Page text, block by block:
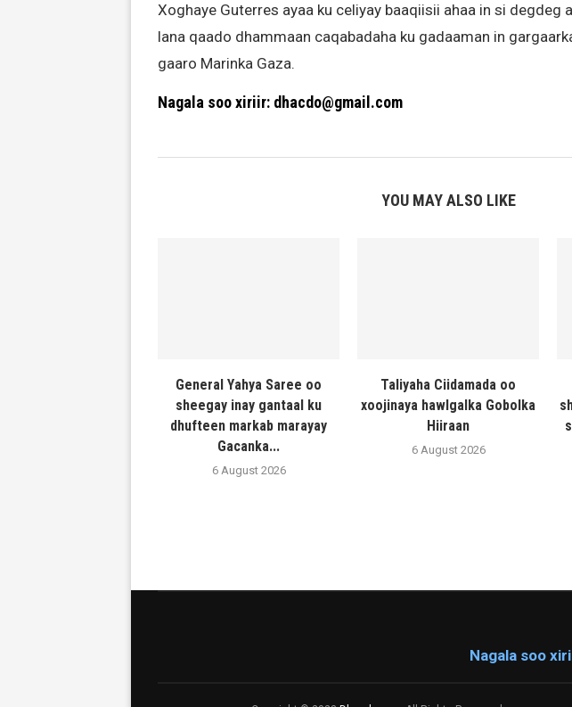
Xoghaye Guterres ayaa ku celiyay baaqiisii ahaa in si degdeg
lana qaado dhammaan caqabadaha ku gadaaman in
gaaro Marinka Gaza.
Nagala soo xiriir: dhacdo@gmail.com
YOU MAY ALSO LIKE
General Yahya Saree oo
sheegay inay gantaal ku
dhufteen markab marayay
Gacanka...
6 August 2026
Taliyaha Ciidamada oo
xoojinaya hawlgalka Gobolka
Hiiraan
6 August 2026
Nagala soo